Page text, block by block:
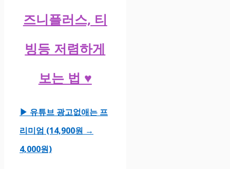
즈니플러스, 티
빙등 저렴하게
보는 법 ♥
▶ 유튜브 광고없애는 프
리미엄 (14,900원 →
4,000원)